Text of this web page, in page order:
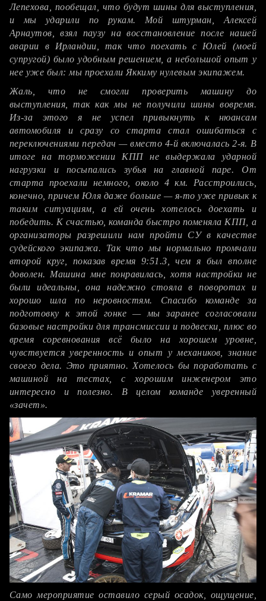
Лепехова, пообещал, что будут шины для выступления,
и мы ударили по рукам. Мой штурман, Алексей
Арнаутов, взял паузу на восстановление после нашей
аварии в Ирландии, так что поехать с Юлей (моей
супругой) было удобным решением, а небольшой опыт у
нее уже был: мы проехали Яккиму нулевым экипажем.
Жаль, что не смогли проверить машину до
выступления, так как мы не получили шины вовремя.
Из-за этого я не успел привыкнуть к нюансам
автомобиля и сразу со старта стал ошибаться с
переключениями передач — вместо 4-й включалась 2-я. В
итоге на торможении КПП не выдержала ударной
нагрузки и посыпались зубья на главной паре. От
старта проехали немного, около 4 км. Расстроились,
конечно, причем Юля даже больше — я-то уже привык к
таким ситуациям, а ей очень хотелось доехать и
победить. К счастью, команда быстро поменяла КПП, а
организаторы разрешили нам пройти СУ в качестве
судейского экипажа. Так что мы нормально промчали
второй круг, показав время 9:51.3, чем я был вполне
доволен. Машина мне понравилась, хотя настройки не
были идеальны, она надежно стояла в поворотах и
хорошо шла по неровностям. Спасибо команде за
подготовку к этой гонке — мы заранее согласовали
базовые настройки для трансмиссии и подвески, плюс во
время соревнования всё было на хорошем уровне,
чувствуется уверенность и опыт у механиков, знание
своего дела. Это приятно. Хотелось бы поработать с
машиной на тестах, с хорошим инженером это
интересно и полезно. В целом команде уверенный
«зачет».
Само мероприятие оставило серый осадок, ощущение,